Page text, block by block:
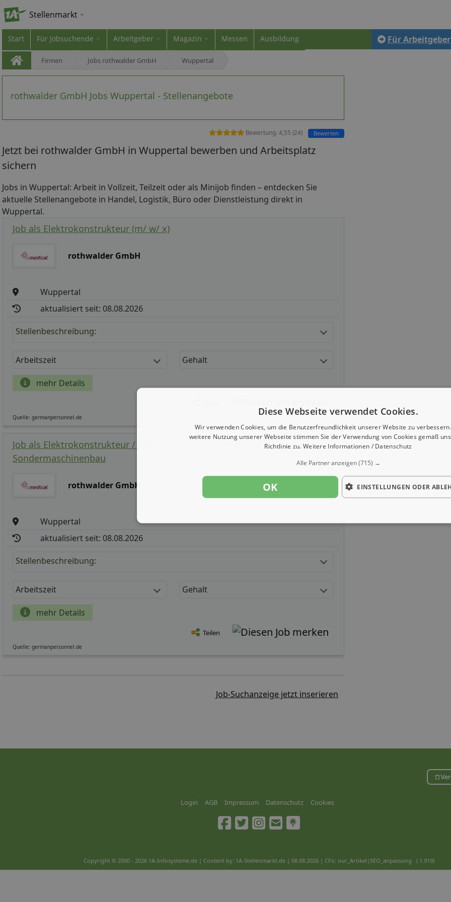
Stellenmarkt
Start Für Jobsuchende Arbeitgeber Magazin Messen Ausbildung Für Arbeitgeber
Firmen Jobs rothwalder GmbH Wuppertal
rothwalder GmbH Jobs Wuppertal - Stellenangebote
Bewertung: 4,55 (24) Bewerten
Jetzt bei rothwalder GmbH in Wuppertal bewerben und Arbeitsplatz
sichern
Jobs in Wuppertal: Arbeit in Vollzeit, Teilzeit oder als Minijob finden – entdecken Sie
aktuelle Stellenangebote in Handel, Logistik, Büro oder Dienstleistung direkt in
Wuppertal.
Job als Elektrokonstrukteur (m/ w/ x)
rothwalder GmbH
Wuppertal
aktualisiert seit: 08.08.2026
Stellenbeschreibung:
Arbeitszeit Gehalt
mehr Details
Quelle: germanpersonnel.de
Job als Elektrokonstrukteur / EPLAN-Experte (m/ w/ d) –
Sondermaschinenbau
rothwalder GmbH
Wuppertal
aktualisiert seit: 08.08.2026
Stellenbeschreibung:
Arbeitszeit Gehalt
mehr Details
Teilen
Quelle: germanpersonnel.de
Job-Suchanzeige jetzt inserieren
Login AGB Impressum Datenschutz Cookies
Copyright © 2000 - 2026 1A-Infosysteme.de | Content by: 1A-Stellenmarkt.de | 08.08.2026 | CFo: nur_Artikel|SEO_anpassung ( 1.919)
Diese Webseite verwendet Cookies.
Wir verwenden Cookies, um die Benutzerfreundlichkeit unserer Website zu
weitere Nutzung unserer Webseite stimmen Sie der Verwendung von Cookies gemäß
Richtlinie zu. Weitere Informationen / Datenschutz
Alle Partner anzeigen(715) →
OK EINSTELLUNGEN ODER